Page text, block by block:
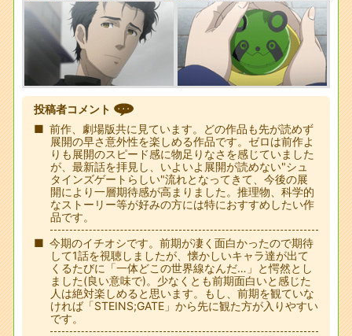
投稿者コメント
前作、劇場版共に見ています。どの作品も先が読めず
展開の早さ意外性を楽しめる作品です。ゼロは前作よ
りも展開のスピード感に物足りなさを感じていました
が、最新話を拝見し、いよいよ展開が読めない"シュ
タインズゲートらしい"流れとなってきて、今後の展
開により一層期待感が高まりました。推理物、科学的
なストーリー等が好みの方には特におすすめしたい作
品です。
今期のイチオシです。前期が凄く面白かったので期待
して1話を視聴しましたが、懐かしいキャラ達が出て
くるたびに「一体どこの世界線なんだ…」と愕然とし
ました(良い意味で)。少なくとも前期面白いと感じた
人は絶対楽しめると思います。もし、前期を観ていな
ければ「STEINS;GATE」から先に観た方が入りやすい
です。